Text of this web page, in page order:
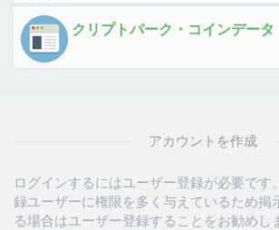
クリプトパーク・コインデータ
アカウントを作成
ログインするにはユーザー登録が必要です
録ユーザーに権限を多く与えているため掲
る場合はユーザー登録することをお勧めし